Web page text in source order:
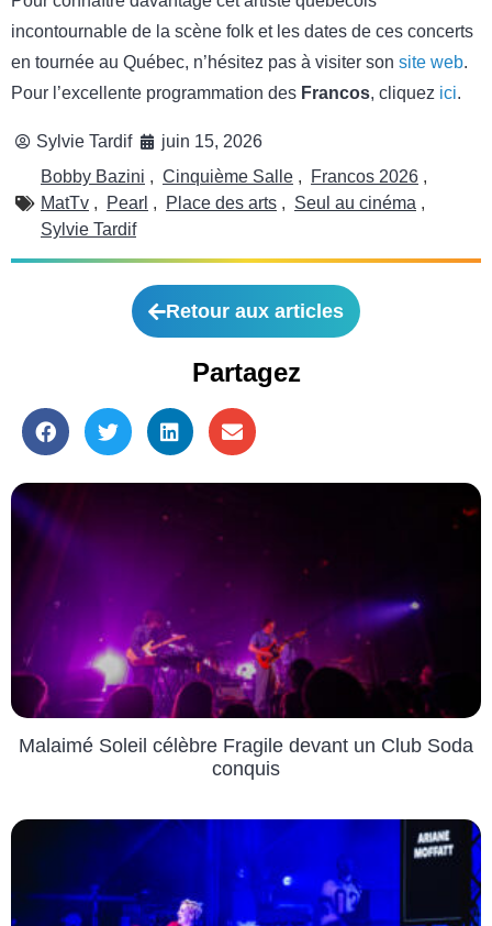
incontournable de la scène folk et les dates de ces concerts
en tournée au Québec, n’hésitez pas à visiter son site web.
Pour l’excellente programmation des Francos, cliquez ici.
Sylvie Tardif
juin 15, 2026
Bobby Bazini , Cinquième Salle , Francos 2026 ,
MatTv , Pearl , Place des arts , Seul au cinéma ,
Sylvie Tardif
Retour aux articles
Partagez
Malaimé Soleil célèbre Fragile devant un Club Soda
conquis